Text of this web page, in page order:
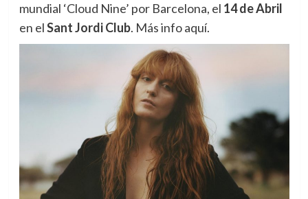
mundial ‘Cloud Nine’ por Barcelona, el 14 de Abril
en elSant Jordi Club. Más info aquí.